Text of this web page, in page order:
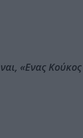
«Ενας